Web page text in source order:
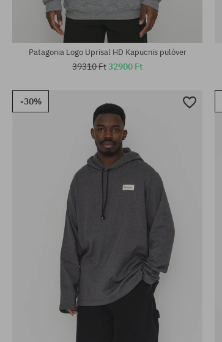
Elérhető méretek:
Patagonia Logo Uprisal HD Kapucnis pulóver
39310 Ft32900 Ft
-30%